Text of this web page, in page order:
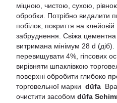
міцною, чистою, сухою,
обробки. Потрібно видалити
побілок, покриття на
забруднення. Свіжа
витримана мінімум 28 d (діб).
перевищувати 4%, гіпсових
вирівняти шпаклівкою
поверхні обробити глибоко
торговельної марки düfa
очистити засобом düfa